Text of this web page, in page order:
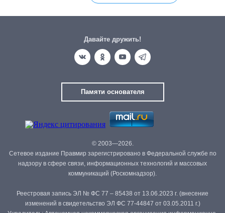
Давайте дружить!
Памяти основателя
© 2003—2026.
Сетевое издание Правмир зарегистрировано в Федеральной службе по
надзору в сфере связи, информационных технологий и массовых
коммуникаций (Роскомнадзор).
Реестровая запись ЭЛ № ФС 77 – 85438 от 13.06.2023 г. (внесение
изменений в свидетельство ЭЛ ФС 77-44847 от 03.05.2011 г.)